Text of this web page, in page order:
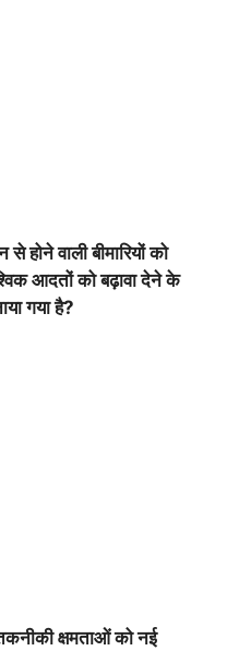
होने वाली बीमारियों को
आदतों को बढ़ावा देने के
गया है?
क्षमताओं को नई